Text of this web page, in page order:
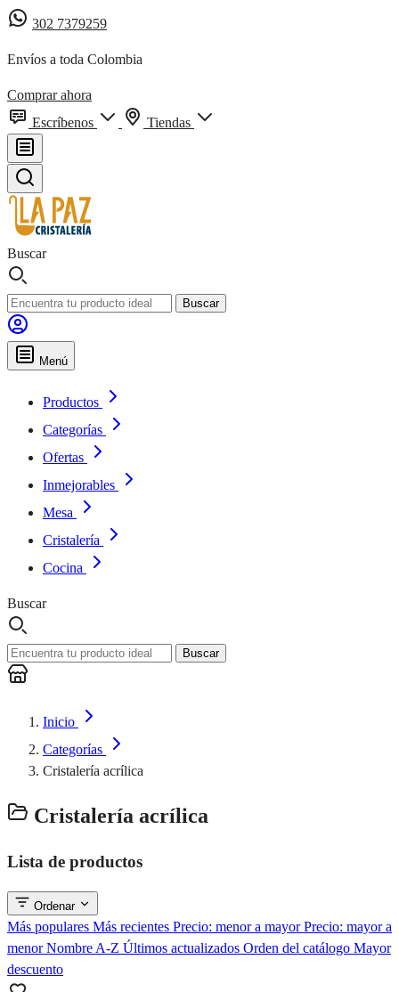
302 7379259
Envíos a toda Colombia
Comprar ahora
Escríbenos
Tiendas
Buscar
Buscar
Menú
Productos
Categorías
Ofertas
Inmejorables
Mesa
Cristalería
Cocina
Buscar
Buscar
Inicio
Categorías
Cristalería acrílica
Cristalería acrílica
Lista de productos
Ordenar
Más populares Más recientes Precio: menor a mayorPrecio: mayor a
menorNombre A-Z Últimos actualizados Orden del catálogo Mayor
descuento